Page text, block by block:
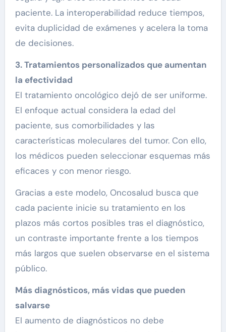
paciente. La interoperabilidad reduce tiempos,
evita duplicidad de exámenes y acelera la toma
de decisiones.
3. Tratamientos personalizados que aumentan
la efectividad
El tratamiento oncológico dejó de ser uniforme.
El enfoque actual considera la edad del
paciente, sus comorbilidades y las
características moleculares del tumor. Con ello,
los médicos pueden seleccionar esquemas más
eficaces y con menor riesgo.
Gracias a este modelo, Oncosalud busca que
cada paciente inicie su tratamiento en los
plazos más cortos posibles tras el diagnóstico,
un contraste importante frente a los tiempos
más largos que suelen observarse en el sistema
público.
Más diagnósticos, más vidas que pueden
salvarse
El aumento de diagnósticos no debe